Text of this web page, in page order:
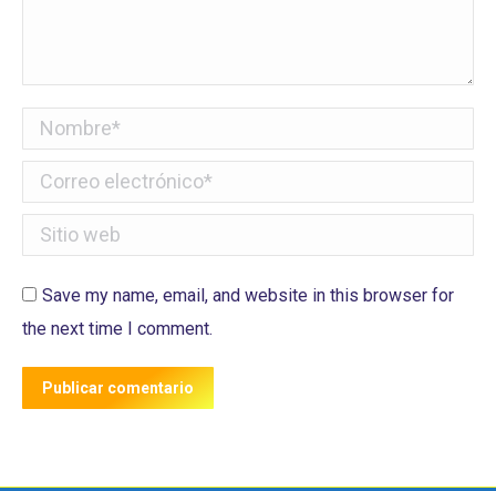
Nombre *
Correo electrónico *
Sitio web
Save my name, email, and website in this browser for
the next time I comment.
Publicar comentario